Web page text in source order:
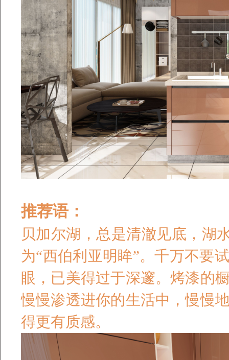
推荐语：
贝加尔湖 ， 总是清澈见底 ， 湖
为“西伯利亚明眸”。千万不要
眼，已美得过于深邃。烤漆的
慢慢渗透进你的生活中，慢慢
得更有质感。